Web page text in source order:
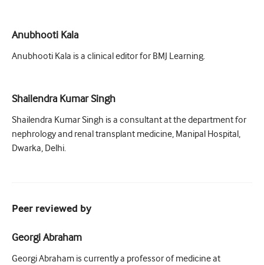
Anubhooti Kala
Anubhooti Kala is a clinical editor for BMJ Learning.
Shailendra Kumar Singh
Shailendra Kumar Singh is a consultant at the department for
nephrology and renal transplant medicine, Manipal Hospital,
Dwarka, Delhi.
Peer reviewed by
Georgi Abraham
Georgi Abraham is currently a professor of medicine at